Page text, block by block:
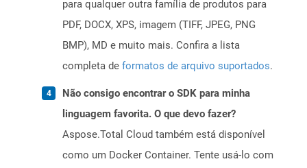
para qualquer outra família de produtos para
PDF, DOCX, XPS, imagem (TIFF, JPEG, PNG
BMP), MD e muito mais. Confira a lista
completa de formatos de arquivo suportados.
Não consigo encontrar o SDK para minha
linguagem favorita. O que devo fazer?
Aspose.Total Cloud também está disponível
como um Docker Container. Tente usá-lo com